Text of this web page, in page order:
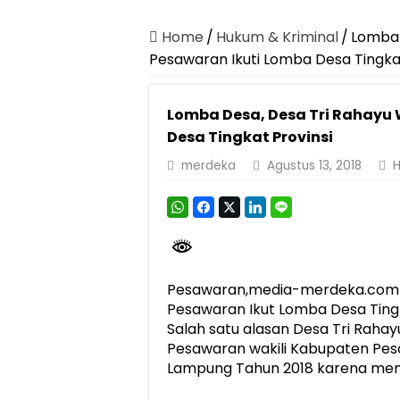
Pastikan Pelayanan Maksimal, Direksi
Dirut Jasa Raharja Dampingi Wamenhub
Gelar Audiensi, Jasa Raharja dan
Jasa Raharja dan Korlantas Polri Ajak
FLLAJ Kabupaten Tanggamus Perkuat
Festival Literasi Lampung 2026 Dorong
Home / Hukum & Kriminal/
Pesawaran Ikuti Lomba Desa
Lomba Desa, Desa Tri
Desa Tingkat Provinsi
merdeka Agustus 13, 2018
Pesawaran,media-
Pesawaran Ikut Lomba Desa
Salah satu alasan Desa Tri
Pesawaran wakili Kabupaten
Lampung Tahun 2018 karena